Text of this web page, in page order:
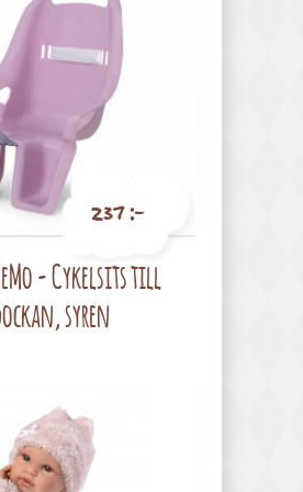
Pris
237 :-
- Cykelsits till
syren